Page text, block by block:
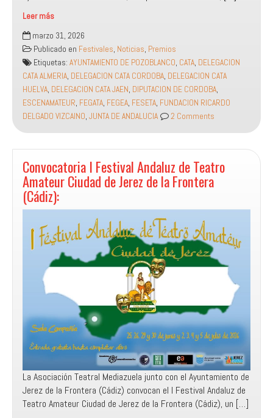
Leer más
Convocatoria
II
Premios
Andaluces
de
Teatro
Amateur
«Antonio
Morillas
Rodríguez»:
marzo 31, 2026
Publicado en Festivales, Noticias, Premios
Etiquetas: AYUNTAMIENTO DE POZOBLANCO, CATA, DELEGACION
CATA ALMERIA, DELEGACION CATA CORDOBA, DELEGACION CATA
HUELVA, DELEGACION CATA JAEN, DIPUTACION DE CORDOBA,
ESCENAMATEUR, FEGATA, FEGEA, FESETA, FUNDACION RICARDO
DELGADO VIZCAINO, JUNTA DE ANDALUCIA 2 Comments
Convocatoria I Festival Andaluz de Teatro
Amateur Ciudad de Jerez de la Frontera
(Cádiz):
La Asociación Teatral Mediazuela junto con el Ayuntamiento de
Jerez de la Frontera (Cádiz) convocan el I Festival Andaluz de
Teatro Amateur Ciudad de Jerez de la Frontera (Cádiz), un […]